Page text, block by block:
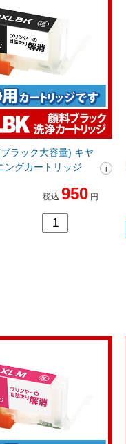
ラック大容量) キヤ
ングカートリッジ
税込 950 円